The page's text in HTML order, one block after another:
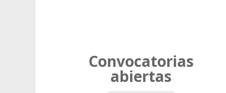
Convocatorias
abiertas